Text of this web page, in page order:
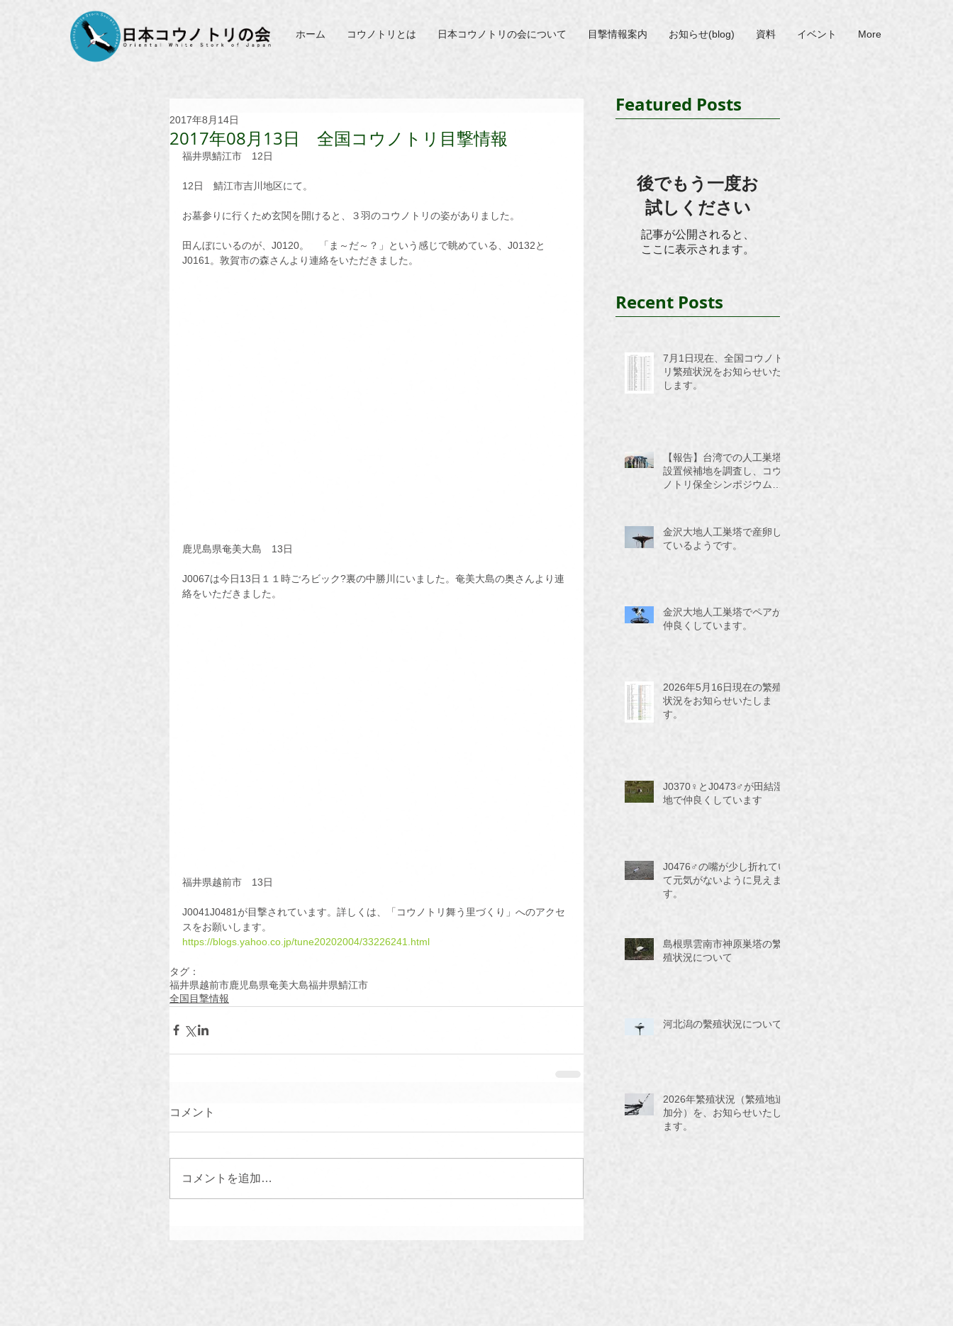
ホーム コウノトリとは 日本コウノトリの会について 目撃情報案内 お知らせ(blog) 資料 イベント More
2017年08月13日 全国コウノトリ目撃情報
2017年8月14日
福井県鯖江市　12日
12日　鯖江市吉川地区にて。
お墓参りに行くため玄関を開けると、３羽のコウノトリの姿がありました。
田んぼにいるのが、J0120。　「ま～だ～？」という感じで眺めている、J0132と
J0161。敦賀市の森さんより連絡をいただきました。
鹿児島県奄美大島　13日
J0067は今日13日１１時ごろビック?裏の中勝川にいました。奄美大島の奥さんより連
絡をいただきました。
福井県越前市　13日
J0041J0481が目撃されています。詳しくは、「コウノトリ舞う里づくり」へのアクセ
スをお願いします。
https://blogs.yahoo.co.jp/tune20202004/33226241.html
タグ：
福井県越前市鹿児島県奄美大島福井県鯖江市
全国目撃情報
コメント
コメントを追加…
Featured Posts
後でもう一度お
試しください
記事が公開されると、
ここに表示されます。
Recent Posts
7月1日現在、全国コウノト
リ繁殖状況をお知らせいた
します。
【報告】台湾での人工巣塔
設置候補地を調査し、コウ
ノトリ保全シンポジウムに
金沢大地人工巣塔で産卵し
ているようです。
金沢大地人工巣塔でペアが
仲良くしています。
2026年5月16日現在の繁殖
状況をお知らせいたしま
す。
J0370♀とJ0473♂が田結湿
地で仲良くしています
J0476♂の嘴が少し折れてい
て元気がないように見えま
す。
島根県雲南市神原巣塔の繁
殖状況について
河北潟の繫殖状況について
2026年繁殖状況（繁殖地追
加分）を、お知らせいたし
ます。